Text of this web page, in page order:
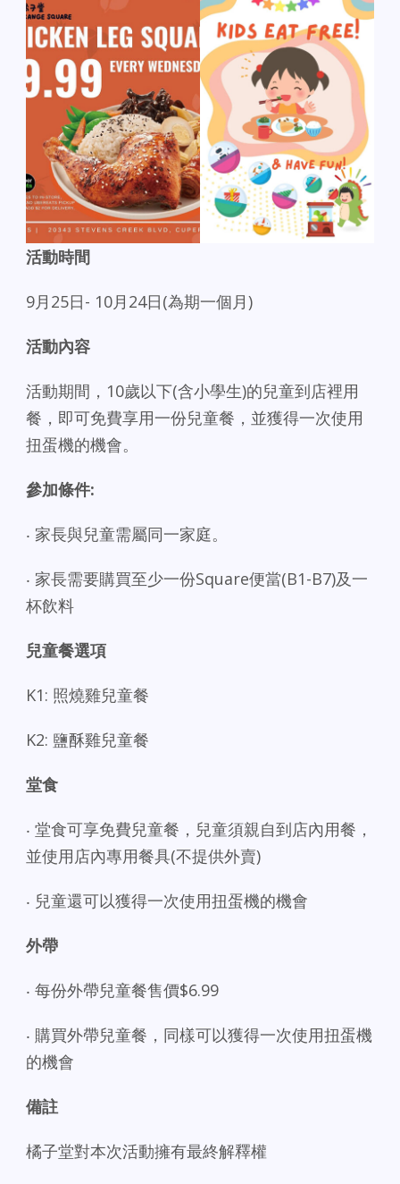
活動時間
9月25日- 10月24日(為期一個月)
活動內容
活動期間，10歲以下(含小學生)的兒童到店裡用
餐，即可免費享用一份兒童餐，並獲得一次使用
扭蛋機的機會。
參加條件:
‧ 家長與兒童需屬同一家庭。
‧ 家長需要購買至少一份Square便當(B1-B7)及一
杯飲料
兒童餐選項
K1: 照燒雞兒童餐
K2: 鹽酥雞兒童餐
堂食
‧ 堂食可享免費兒童餐，兒童須親自到店內用餐，
並使用店內專用餐具(不提供外賣)
‧ 兒童還可以獲得一次使用扭蛋機的機會
外帶
‧ 每份外帶兒童餐售價$6.99
‧ 購買外帶兒童餐，同樣可以獲得一次使用扭蛋機
的機會
備註
橘子堂對本次活動擁有最終解釋權